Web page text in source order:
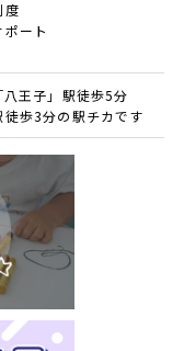
度
ート
王子」駅徒歩5分
徒歩3分の駅チカです